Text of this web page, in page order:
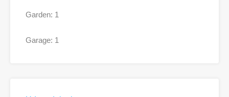
Garden: 1
Garage: 1